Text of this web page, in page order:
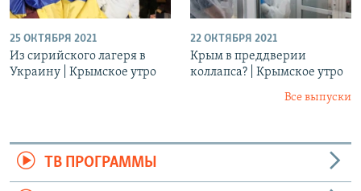
25 ОКТЯБРЯ 2021
Из сирийского лагеря в
Украину | Крымское утро
22 ОКТЯБРЯ 2021
Крым в преддверии
коллапса? | Крымское утро
Все выпуски
ТВ ПРОГРАММЫ